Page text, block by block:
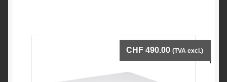
CHF 490.00 (TVA excl.)